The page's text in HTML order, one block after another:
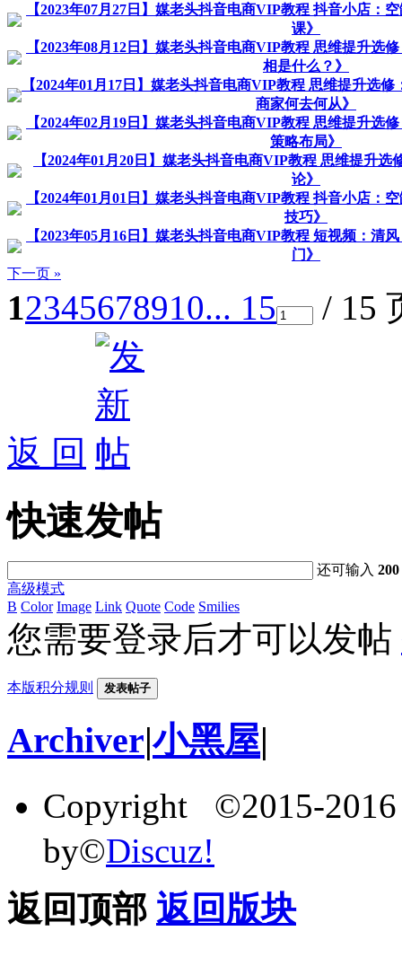
【2023年07月27日】媒老头抖音电商VIP教程 抖音小店：
课》
【2023年08月12日】媒老头抖音电商VIP教程 思维提升选
相是什么？》
【2024年01月17日】媒老头抖音电商VIP教程 思维提升选
商家何去何从》
【2024年02月19日】媒老头抖音电商VIP教程 思维提升选
策略布局》
【2024年01月20日】媒老头抖音电商VIP教程 思维提升
论》
【2024年01月01日】媒老头抖音电商VIP教程 抖音小店：
技巧》
【2023年05月16日】媒老头抖音电商VIP教程 短视频：清
门》
下一页 »
12345678910... 15 / 15
返 回
快速发帖
还可输入200
高级模式
B Color Image Link Quote Code Smilies
您需要登录后才可以发帖
本版积分规则 发表帖子
Archiver|小黑屋|
Copyright ©2015-
by©Discuz!
返回顶部 返回版块